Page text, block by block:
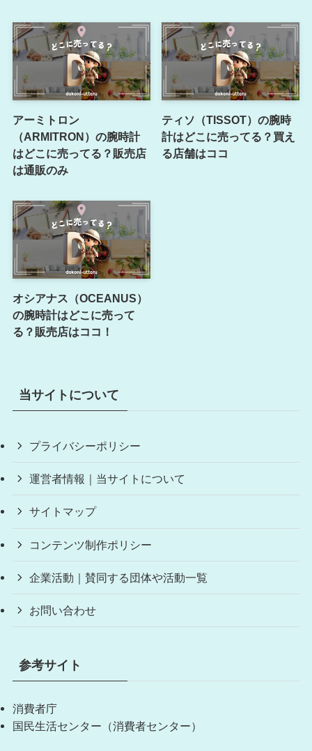
アーミトロン
（ARMITRON）の腕時計
はどこに売ってる？販売店
は通販のみ
ティソ（TISSOT）の腕時
計はどこに売ってる？買え
る店舗はココ
オシアナス（OCEANUS）
の腕時計はどこに売って
る？販売店はココ！
当サイトについて
プライバシーポリシー
運営者情報｜当サイトについて
サイトマップ
コンテンツ制作ポリシー
企業活動｜賛同する団体や活動一覧
お問い合わせ
参考サイト
消費者庁
国民生活センター（消費者センター）